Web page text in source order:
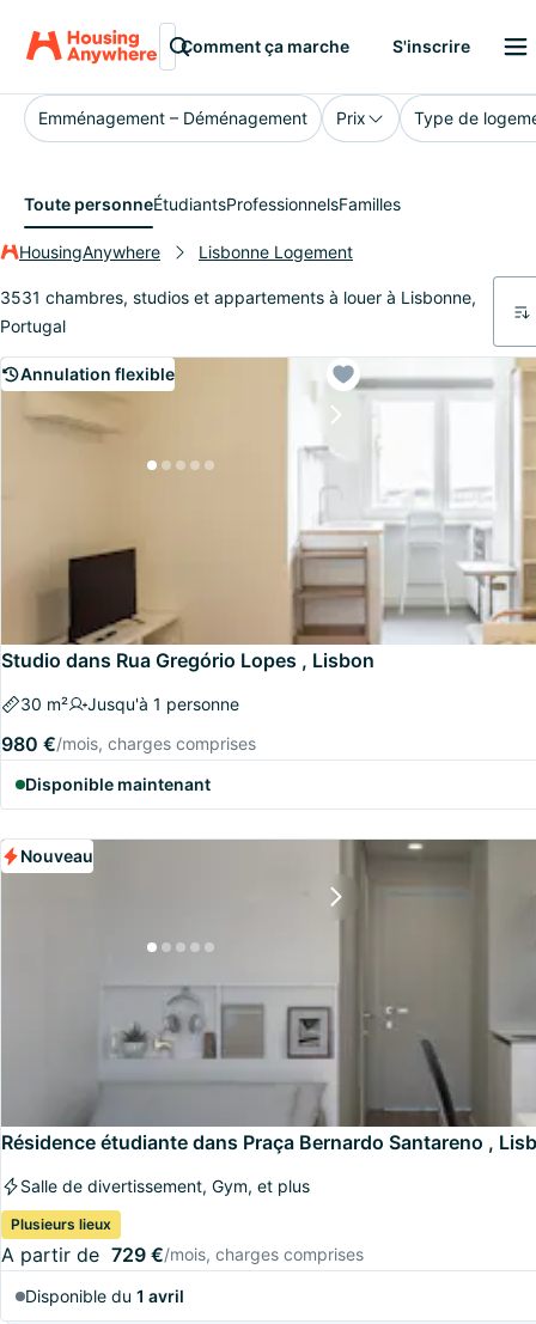
Lisbonne
Comment ça marche S'inscrire
Emménagement – Déménagement Prix Type de
Toute personneÉtudiantsProfessionnelsFamilles
HousingAnywhere Lisbonne Logement
3531 chambres, studios et appartements à louer à Lisbonne,
Portugal
Annulation flexible
Studio dans Rua Gregório Lopes , Lisbon
30 m² Jusqu'à 1 personne
980 €/mois, charges comprises
Disponible maintenant
Nouveau
Résidence étudiante dans Praça Bernardo Santareno ,
Salle de divertissement, Gym, et plus
Plusieurs lieux
A partir de 729 €/mois, charges comprises
Disponible du 1 avril